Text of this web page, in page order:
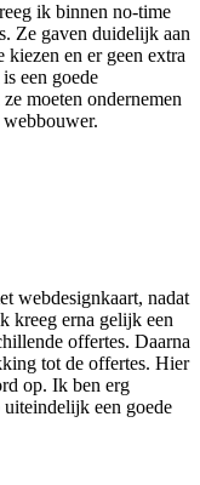
ik binnen no-time
Ze gaven duidelijk aan
en er geen extra
een goede
moeten ondernemen
webbouwer.
webdesignkaart, nadat
kreeg erna gelijk een
offertes. Daarna
tot de offertes. Hier
op. Ik ben erg
een goede